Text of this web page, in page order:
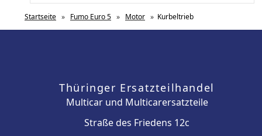
Startseite » Fumo Euro 5 » Motor » Kurbeltrieb
Thüringer Ersatzteilhandel
Multicar und Multicarersatzteile
Straße des Friedens 12c